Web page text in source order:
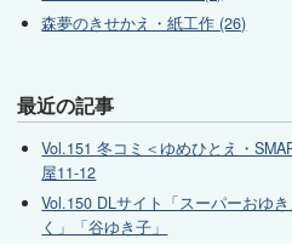
森夢のきせかえ・紙工作 (26)
最近の記事
Vol.151 冬コミ＜ゆめひとえ・
屋11-12
Vol.150 DLサイト「スーパーおゆ
く」「谷ゆき子」